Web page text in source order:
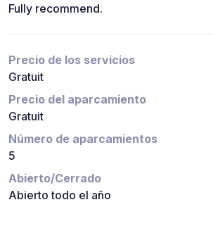
Fully recommend.
Precio de los servicios
Gratuit
Precio del aparcamiento
Gratuit
Número de aparcamientos
5
Abierto/Cerrado
Abierto todo el año